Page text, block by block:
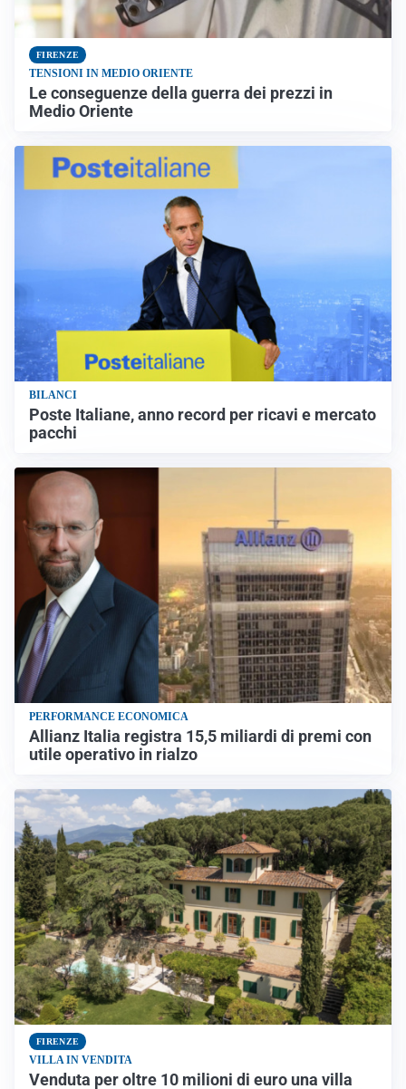
FIRENZE
TENSIONI IN MEDIO ORIENTE
Le conseguenze della guerra dei prezzi in
Medio Oriente
BILANCI
Poste Italiane, anno record per ricavi e mercato
pacchi
PERFORMANCE ECONOMICA
Allianz Italia registra 15,5 miliardi di premi con
utile operativo in rialzo
FIRENZE
VILLA IN VENDITA
Venduta per oltre 10 milioni di euro una villa